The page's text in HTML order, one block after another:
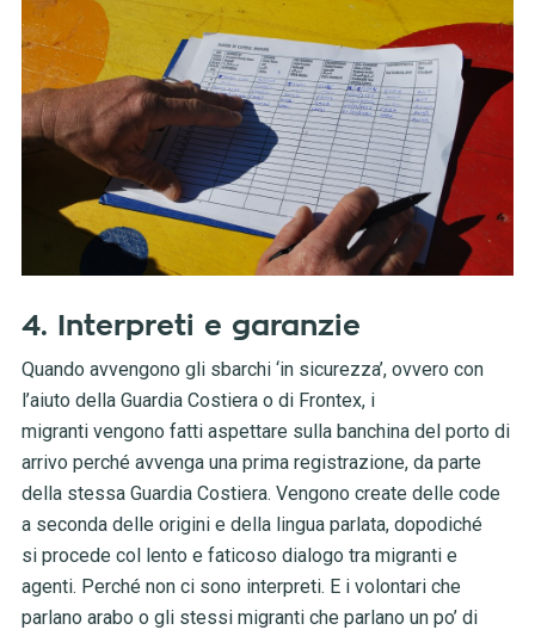
4. Interpreti e garanzie
Quando avvengono gli sbarchi ‘in sicurezza’, ovvero con
l’aiuto della Guardia Costiera o di Frontex, i
migranti vengono fatti aspettare sulla banchina del porto di
arrivo perché avvenga una prima registrazione, da parte
della stessa Guardia Costiera. Vengono create delle code
a seconda delle origini e della lingua parlata, dopodiché
si procede col lento e faticoso dialogo tra migranti e
agenti. Perché non ci sono interpreti. E i volontari che
parlano arabo o gli stessi migranti che parlano un po’ di